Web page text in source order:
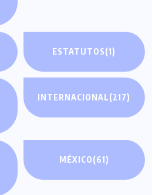
ESTATUTOS(1)
INTERNACIONAL(217)
MÉXICO(61)